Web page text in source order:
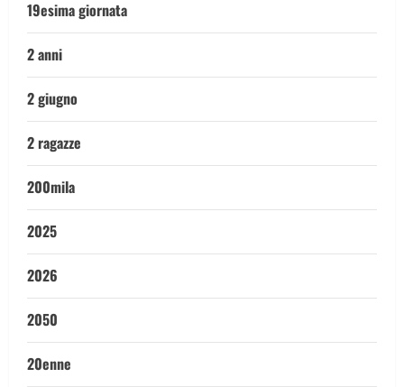
19esima giornata
2 anni
2 giugno
2 ragazze
200mila
2025
2026
2050
20enne